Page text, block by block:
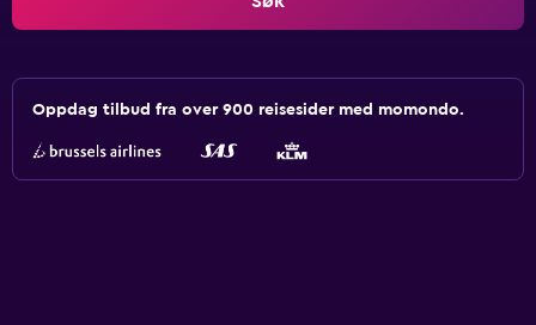
Oppdag tilbud fra over 900 reisesider med momondo.